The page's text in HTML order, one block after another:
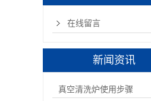
在线留言
新闻资讯
真空清洗炉使用步骤